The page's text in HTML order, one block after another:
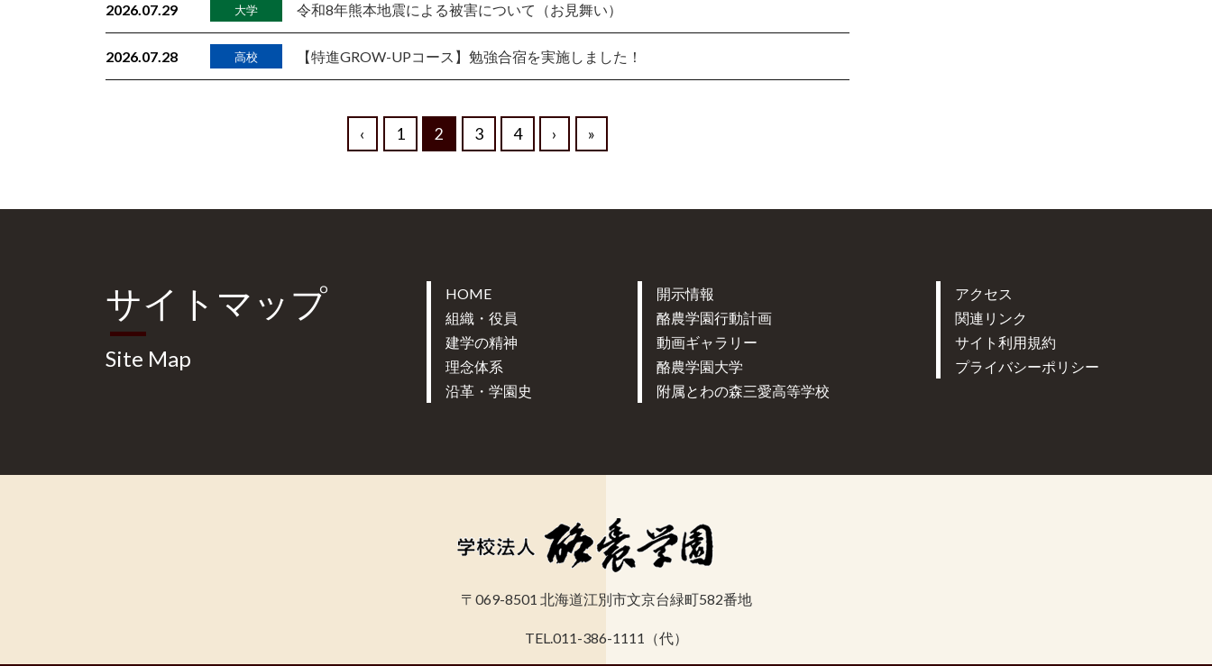
2026.07.29 大学 令和8年熊本地震による被害について（お見舞い）
2026.07.28 高校 【特進GROW-UPコース】勉強合宿を実施しました！
‹ 1 2 3 4 › »
サイトマップ
Site Map
HOME
組織・役員
建学の精神
理念体系
沿革・学園史
開示情報
酪農学園行動計画
動画ギャラリー
酪農学園大学
附属とわの森三愛高等学校
アクセス
関連リンク
サイト利用規約
プライバシーポリシー
〒069-8501 北海道江別市文京台緑町582番地
TEL.011-386-1111（代）